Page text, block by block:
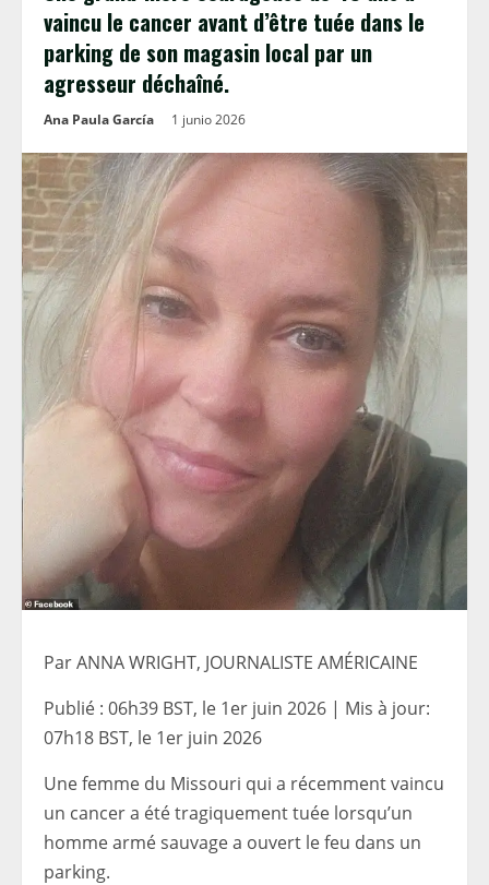
vaincu le cancer avant d’être tuée dans le
parking de son magasin local par un
agresseur déchaîné.
Ana Paula García 1 junio 2026
Par ANNA WRIGHT, JOURNALISTE AMÉRICAINE
Publié : 06h39 BST, le 1er juin 2026 | Mis à jour:
07h18 BST, le 1er juin 2026
Une femme du Missouri qui a récemment vaincu
un cancer a été tragiquement tuée lorsqu’un
homme armé sauvage a ouvert le feu dans un
parking.